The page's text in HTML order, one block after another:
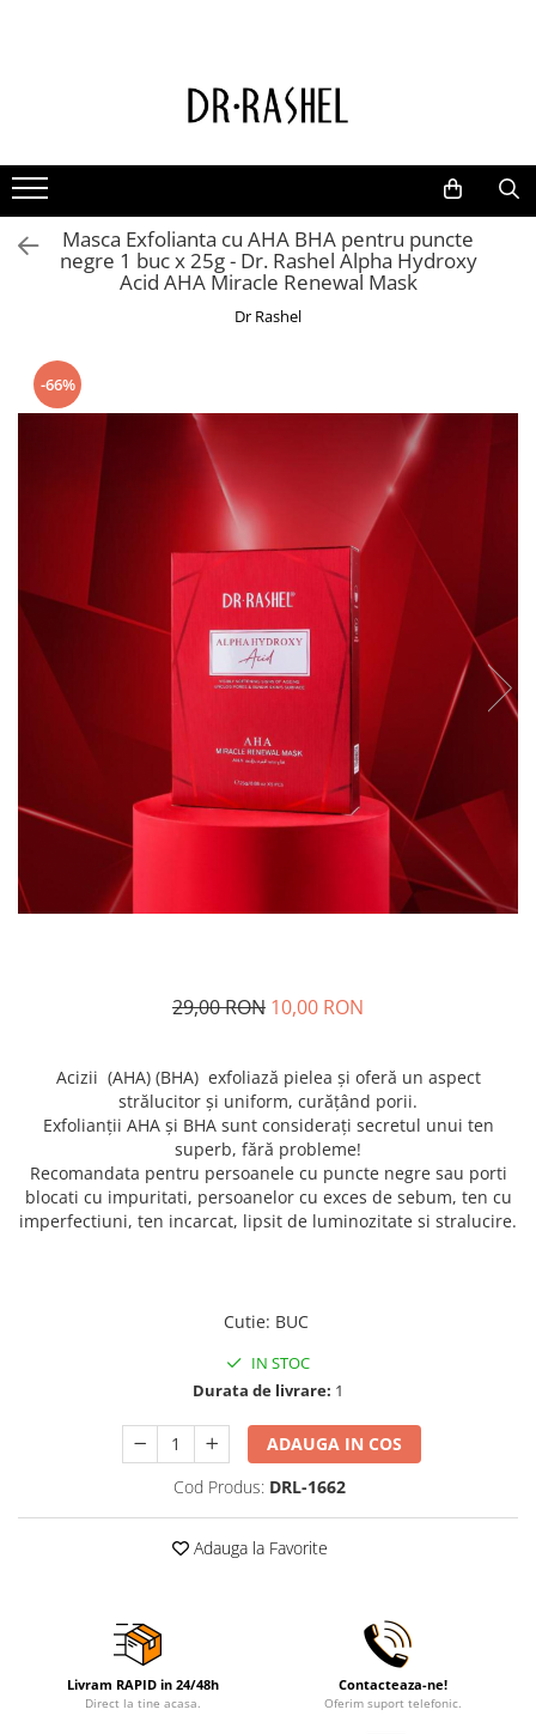
Lotiuni tonice
Creme de zi
Creme de noapte
Serumuri
Colagen
Vitamina c
Retinol
AHA BHA
Aloe Vera
Masca Exfolianta cu AHA BHA pentru puncte
negre 1 buc x 25g - Dr. Rashel Alpha Hydroxy
Acid AHA Miracle Renewal Mask
Dr Rashel
-66%
29,00 RON 10,00 RON
Acizii (AHA) (BHA) exfoliază pielea și oferă un aspect
strălucitor și uniform, curățând porii.
Exfolianții AHA și BHA sunt considerați secretul unui ten
superb, fără probleme!
Recomandata pentru persoanele cu puncte negre sau porti
blocati cu impuritati, persoanelor cu exces de sebum, ten cu
imperfectiuni, ten incarcat, lipsit de luminozitate si stralucire.
Cutie: BUC
IN STOC
Durata de livrare: 1
ADAUGA IN COS
Cod Produs: DRL-1662
Adauga la Favorite
Livram RAPID in 24/48h
Direct la tine acasa.
Contacteaza-ne!
Oferim suport telefonic.